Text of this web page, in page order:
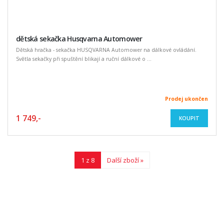
dětská sekačka Husqvarna Automower
Dětská hračka - sekačka HUSQVARNA Automower na dálkové ovládání.
Světla sekačky při spuštění blikají a ruční dálkové o ...
Prodej ukončen
1 749,- KOUPIT
1 z 8 Další zboží »